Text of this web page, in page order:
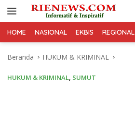
HOME NASIONAL EKBIS REGIONAL
Beranda HUKUM & KRIMINAL
HUKUM & KRIMINAL, SUMUT